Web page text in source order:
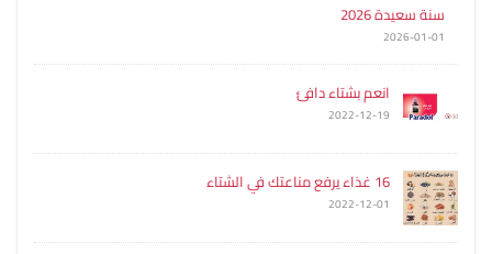
سنة سعيدة 2026
2026-01-01
انعم بشتاء دافئ
2022-12-19
16 غذاء يرفع مناعتك في الشتاء
2022-12-01